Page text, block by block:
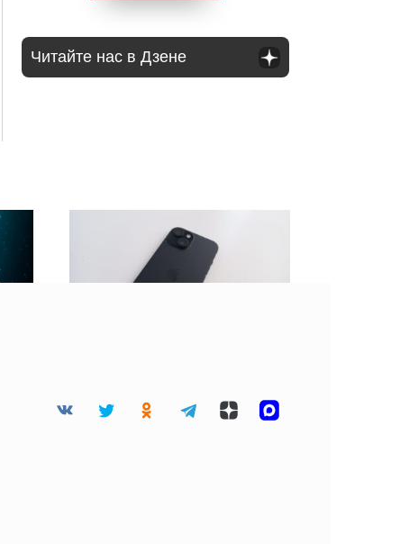
Читайте нас в Дзене
защитную пленку на
разбитый экран